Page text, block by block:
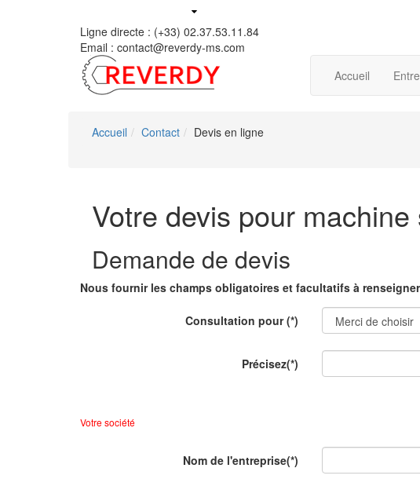
Ligne directe : (+33) 02.37.53.11.84
Email : contact@reverdy-ms.com
Accueil
Accueil Contact Devis en ligne
Votre devis pour
Demande de devis
Nous fournir les champs obligatoires et facultatifs à
Consultation pour(*)
Précisez(*)
Votre société
Nom de l'entreprise(*)